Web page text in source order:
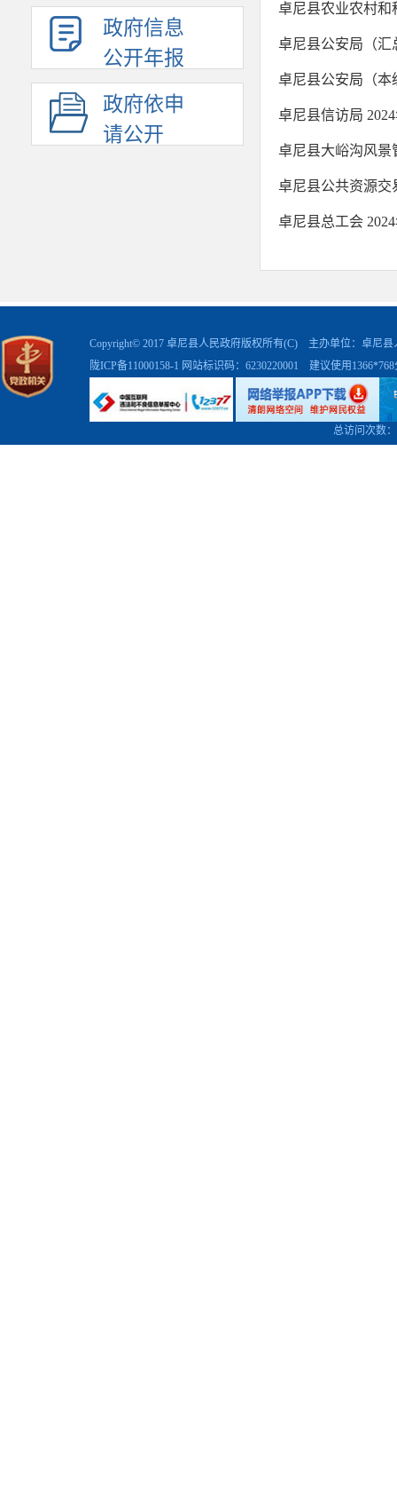
政府信息
公开年报
政府依申
请公开
卓尼县农业农村和
卓尼县公安局（汇
卓尼县公安局（本
卓尼县信访局
卓尼县大峪沟风景
卓尼县公共资源交
卓尼县总工会
Copyright© 2017 卓尼县人民政府版权所有(C) 主办单位：卓尼
陇ICP备11000158-1 网站标识码：6230220001 建议使用
总访问次数：